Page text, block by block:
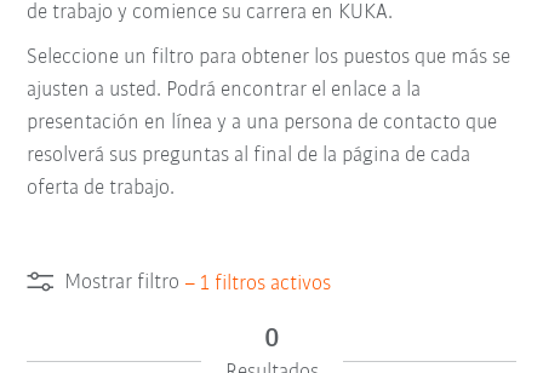
de trabajo y comience su carrera en KUKA.
Seleccione un filtro para obtener los puestos que más se
ajusten a usted. Podrá encontrar el enlace a la
presentación en línea y a una persona de contacto que
resolverá sus preguntas al final de la página de cada
oferta de trabajo.
Mostrar filtro – 1 filtros activos
0